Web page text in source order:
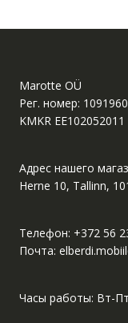
Marotte OÜ
Рег. номер:
KMKR EE102052011
Адрес нашего
Herne 10, Tallinn,
Телефон: +372 56
Почта:
Часы работы: Вт-